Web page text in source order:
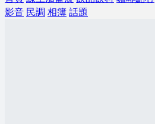
影音 民調 相簿話題